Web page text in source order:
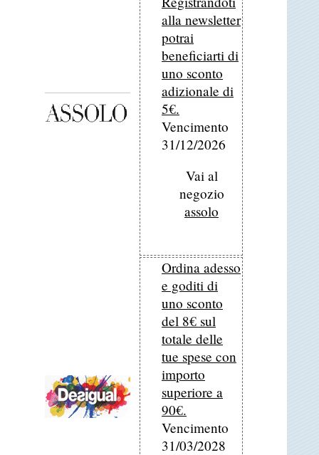
alla newsletter
potrai
beneficiarti di
uno sconto
adizionale di
5€.
Vencimento
31/12/2026
Vai al
negozio
assolo
Ordina adesso
e goditi di
uno sconto
del 8€ sul
totale delle
tue spese con
importo
superiore a
90€.
Vencimento
31/03/2028